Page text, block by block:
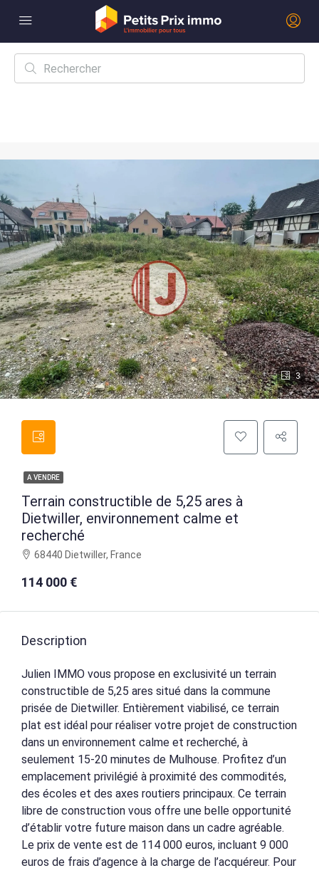
3
A VENDRE
Terrain constructible de 5,25 ares à
Dietwiller, environnement calme et
recherché
68440 Dietwiller, France
114 000 €
Description
Julien IMMO vous propose en exclusivité un terrain
constructible de 5,25 ares situé dans la commune
prisée de Dietwiller. Entièrement viabilisé, ce terrain
plat est idéal pour réaliser votre projet de construction
dans un environnement calme et recherché, à
seulement 15-20 minutes de Mulhouse. Profitez d’un
emplacement privilégié à proximité des commodités,
des écoles et des axes routiers principaux. Ce terrain
libre de construction vous offre une belle opportunité
d’établir votre future maison dans un cadre agréable.
Le prix de vente est de 114 000 euros, incluant 9 000
euros de frais d’agence à la charge de l’acquéreur. Pour